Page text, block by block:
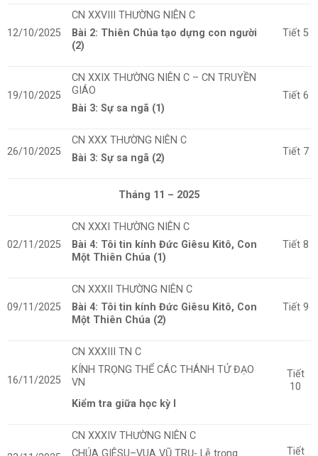
12/10/2025
CN XXVIII THƯỜNG NIÊN C
Bài 2: Thiên Chúa tạo dựng con người
(2)
Tiết 5
19/10/2025
CN XXIXTHƯỜNG NIÊN C – CN TRUYỀN
GIÁO
Bài 3: Sự sa ngã (1)
Tiết 6
26/10/2025
CN XXXTHƯỜNG NIÊN C
Bài 3: Sự sa ngã (2)
Tiết 7
Tháng 11 – 2025
02/11/2025
CN XXXI THƯỜNG NIÊN C
Bài 4: Tôi tin kính Đức Giêsu Kitô, Con
Một Thiên Chúa (1)
Tiết 8
09/11/2025
CN XXXII THƯỜNG NIÊN C
Bài 4: Tôi tin kính Đức Giêsu Kitô, Con
Một Thiên Chúa (2)
Tiết 9
16/11/2025
CN XXXIII TN C
KÍNH TRỌNG THỂ CÁC THÁNH TỬ ĐẠO
VN
Kiểm tra giữa học kỳ I
Tiết
10
CN XXXIV THƯỜNG NIÊN C
Tiết